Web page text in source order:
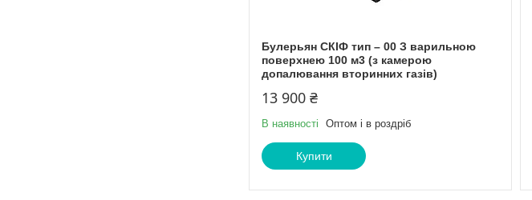
Булерьян СКІФ тип – 00 З варильною
поверхнею 100 м3 (з камерою
допалювання вторинних газів)
13 900 ₴
В наявності Оптом і в роздріб
Купити